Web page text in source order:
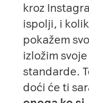
kroz
ispolji, i
pokažem
izložim
standarde.
doći će ti